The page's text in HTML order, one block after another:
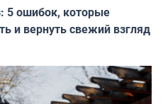
5 ошибок, которые
и вернуть свежий взгляд